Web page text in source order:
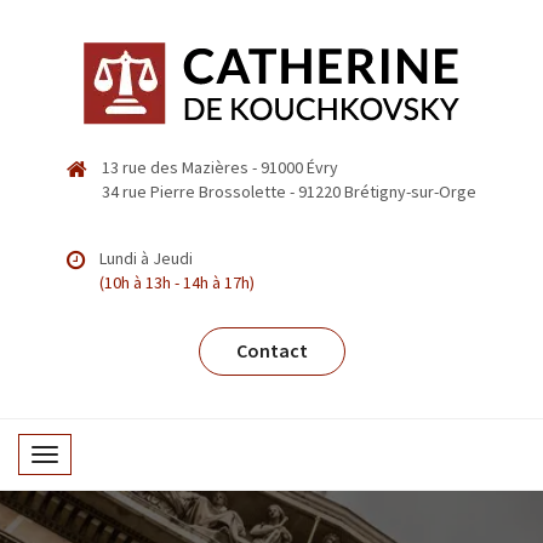
13 rue des Mazières - 91000 Évry
34 rue Pierre Brossolette - 91220 Brétigny-sur-Orge
Lundi à Jeudi
(10h à 13h - 14h à 17h)
Contact
T
o